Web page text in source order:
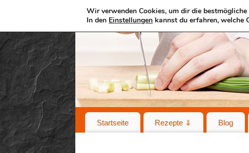
Startseite Rezepte ⇓ Blog
Wir verwenden Cookies, um dir die
In den Einstellungen kannst du erfahren, welche